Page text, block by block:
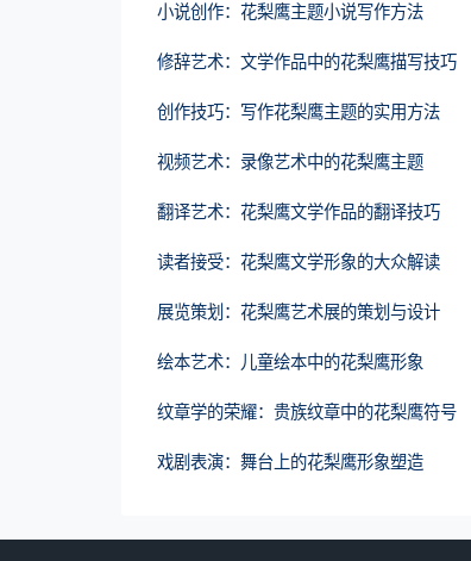
小说创作：花梨鹰主题小说写作方法
修辞艺术：文学作品中的花梨鹰描写技巧
创作技巧：写作花梨鹰主题的实用方法
视频艺术：录像艺术中的花梨鹰主题
翻译艺术：花梨鹰文学作品的翻译技巧
读者接受：花梨鹰文学形象的大众解读
展览策划：花梨鹰艺术展的策划与设计
绘本艺术：儿童绘本中的花梨鹰形象
纹章学的荣耀：贵族纹章中的花梨鹰符号
戏剧表演：舞台上的花梨鹰形象塑造